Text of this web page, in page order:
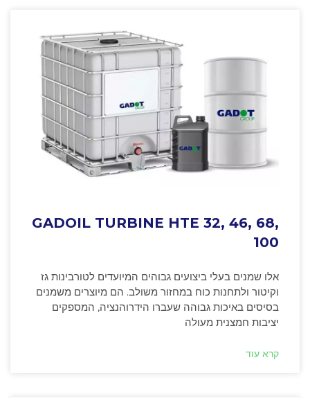
GADOIL TURBINE HTE 32, 46, 68,
100
אלו שמנים בעלי ביצועים גבוהים המיועדים לטורבינות גז
וקיטור ולתחנות כוח במחזור משולב. הם מיוצרים משמנים
בסיסים באיכות גבוהה שעברו הידרוהנציה, המספקים
יציבות חמצנית מעולה
קרא עוד